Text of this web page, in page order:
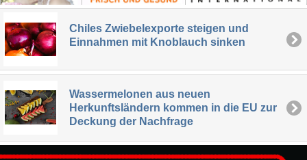
Chiles Zwiebelexporte steigen und
Einnahmen mit Knoblauch sinken
Wassermelonen aus neuen
Herkunftsländern kommen in die EU zur
Deckung der Nachfrage